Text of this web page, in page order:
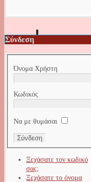
Σύνδεση
Όνομα Χρήστη
Κωδικός
Να με θυμάσαι
Ξεχάσατε τον κωδικό
σας;
Ξεχάσατε το όνομα